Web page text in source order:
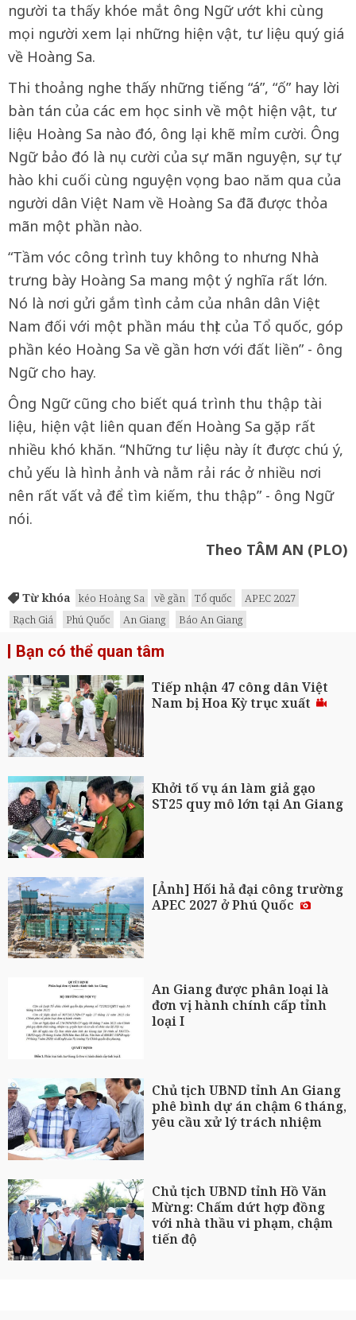
người ta thấy khóe mắt ông Ngữ ướt khi cùng
mọi người xem lại những hiện vật, tư liệu quý giá
về Hoàng Sa.
Thi thoảng nghe thấy những tiếng “á”, “ố” hay lời
bàn tán của các em học sinh về một hiện vật, tư
liệu Hoàng Sa nào đó, ông lại khẽ mỉm cười. Ông
Ngữ bảo đó là nụ cười của sự mãn nguyện, sự tự
hào khi cuối cùng nguyện vọng bao năm qua của
người dân Việt Nam về Hoàng Sa đã được thỏa
mãn một phần nào.
“Tầm vóc công trình tuy không to nhưng Nhà
trưng bày Hoàng Sa mang một ý nghĩa rất lớn.
Nó là nơi gửi gắm tình cảm của nhân dân Việt
Nam đối với một phần máu thịt của Tổ quốc, góp
phần kéo Hoàng Sa về gần hơn với đất liền” - ông
Ngữ cho hay.
Ông Ngữ cũng cho biết quá trình thu thập tài
liệu, hiện vật liên quan đến Hoàng Sa gặp rất
nhiều khó khăn. “Những tư liệu này ít được chú ý,
chủ yếu là hình ảnh và nằm rải rác ở nhiều nơi
nên rất vất vả để tìm kiếm, thu thập” - ông Ngữ
nói.
Theo TÂM AN (PLO)
Từ khóa kéo Hoàng Sa về gần Tổ quốc
APEC 2027
Rạch Giá
Phú Quốc An Giang Báo An Giang
Bạn có thể quan tâm
Tiếp nhận 47 công dân Việt
Nam bị Hoa Kỳ trục xuất
Khởi tố vụ án làm giả gạo
ST25 quy mô lớn tại An Giang
[Ảnh] Hối hả đại công trường
APEC 2027 ở Phú Quốc
An Giang được phân loại là
đơn vị hành chính cấp tỉnh
loại I
Chủ tịch UBND tỉnh An Giang
phê bình dự án chậm 6 tháng,
yêu cầu xử lý trách nhiệm
Chủ tịch UBND tỉnh Hồ Văn
Mừng: Chấm dứt hợp đồng
với nhà thầu vi phạm, chậm
tiến độ